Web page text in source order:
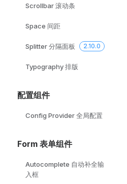
Scrollbar 滚动条
Space 间距
Splitter 分隔面板 2.10.0
Typography 排版
配置组件
Config Provider 全局配置
Form 表单组件
Autocomplete 自动补全输
入框